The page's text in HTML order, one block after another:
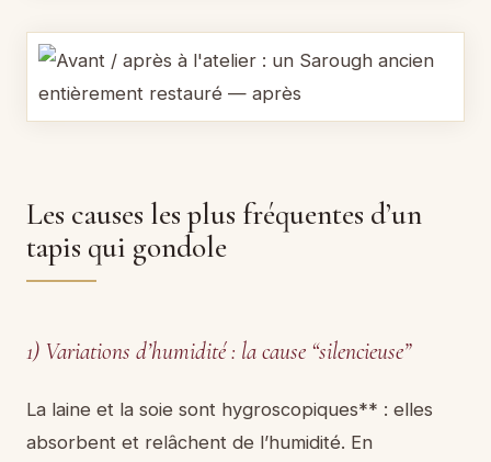
Les causes les plus fréquentes d’un
tapis qui gondole
1) Variations d’humidité : la cause “silencieuse”
La laine et la soie sont hygroscopiques** : elles
absorbent et relâchent de l’humidité. En